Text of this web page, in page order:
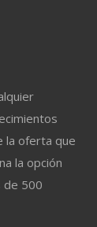
la oferta que
la opción
de 500